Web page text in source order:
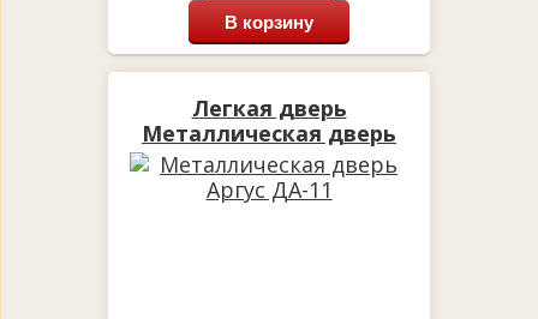
В корзину
Легкая дверь
Металлическая дверь
Аргус ДА-11